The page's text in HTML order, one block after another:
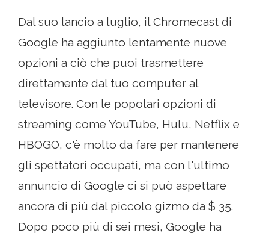
Dal suo lancio a luglio, il Chromecast di
Google ha aggiunto lentamente nuove
opzioni a ciò che puoi trasmettere
direttamente dal tuo computer al
televisore. Con le popolari opzioni di
streaming come YouTube, Hulu, Netflix e
HBOGO, c'è molto da fare per mantenere
gli spettatori occupati, ma con l'ultimo
annuncio di Google ci si può aspettare
ancora di più dal piccolo gizmo da $ 35.
Dopo poco più di sei mesi, Google ha